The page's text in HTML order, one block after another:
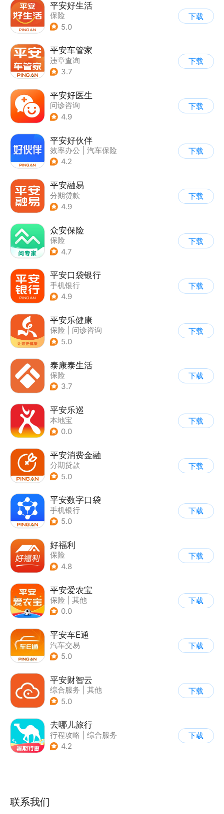
平安好生活
保险
5.0
下载
平安车管家
违章查询
3.7
下载
平安好医生
问诊咨询
4.9
下载
平安好伙伴
效率办公
汽车保险
4.2
下载
平安融易
分期贷款
4.9
下载
众安保险
保险
4.7
下载
平安口袋银行
手机银行
4.9
下载
平安乐健康
保险
问诊咨询
5.0
下载
泰康泰生活
保险
3.7
下载
平安乐巡
本地宝
0.0
下载
平安消费金融
分期贷款
5.0
下载
平安数字口袋
手机银行
5.0
下载
好福利
保险
4.8
下载
平安爱农宝
保险
其他
0.0
下载
平安车E通
汽车交易
5.0
下载
平安财智云
综合服务
其他
5.0
下载
去哪儿旅行
行程攻略
综合服务
4.2
下载
联系我们